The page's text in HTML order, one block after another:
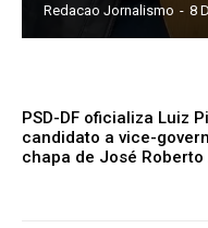
Redacao Jornalismo - 8
PSD-DF oficializa Luiz
candidato a vice-
chapa de José Roberto